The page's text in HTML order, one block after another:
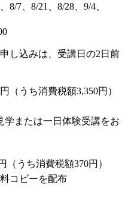
8/7、8/21、8/28、9/4、
し込みは、受講日の2日前
（うち消費税額3,350円）
または一日体験受講をお
（うち消費税額370円）
コピーを配布